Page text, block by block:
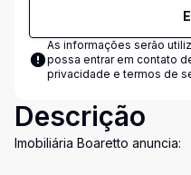
As informações serão
possa entrar em contato
privacidade e termos de
Descrição
Imobiliária Boaretto anuncia: